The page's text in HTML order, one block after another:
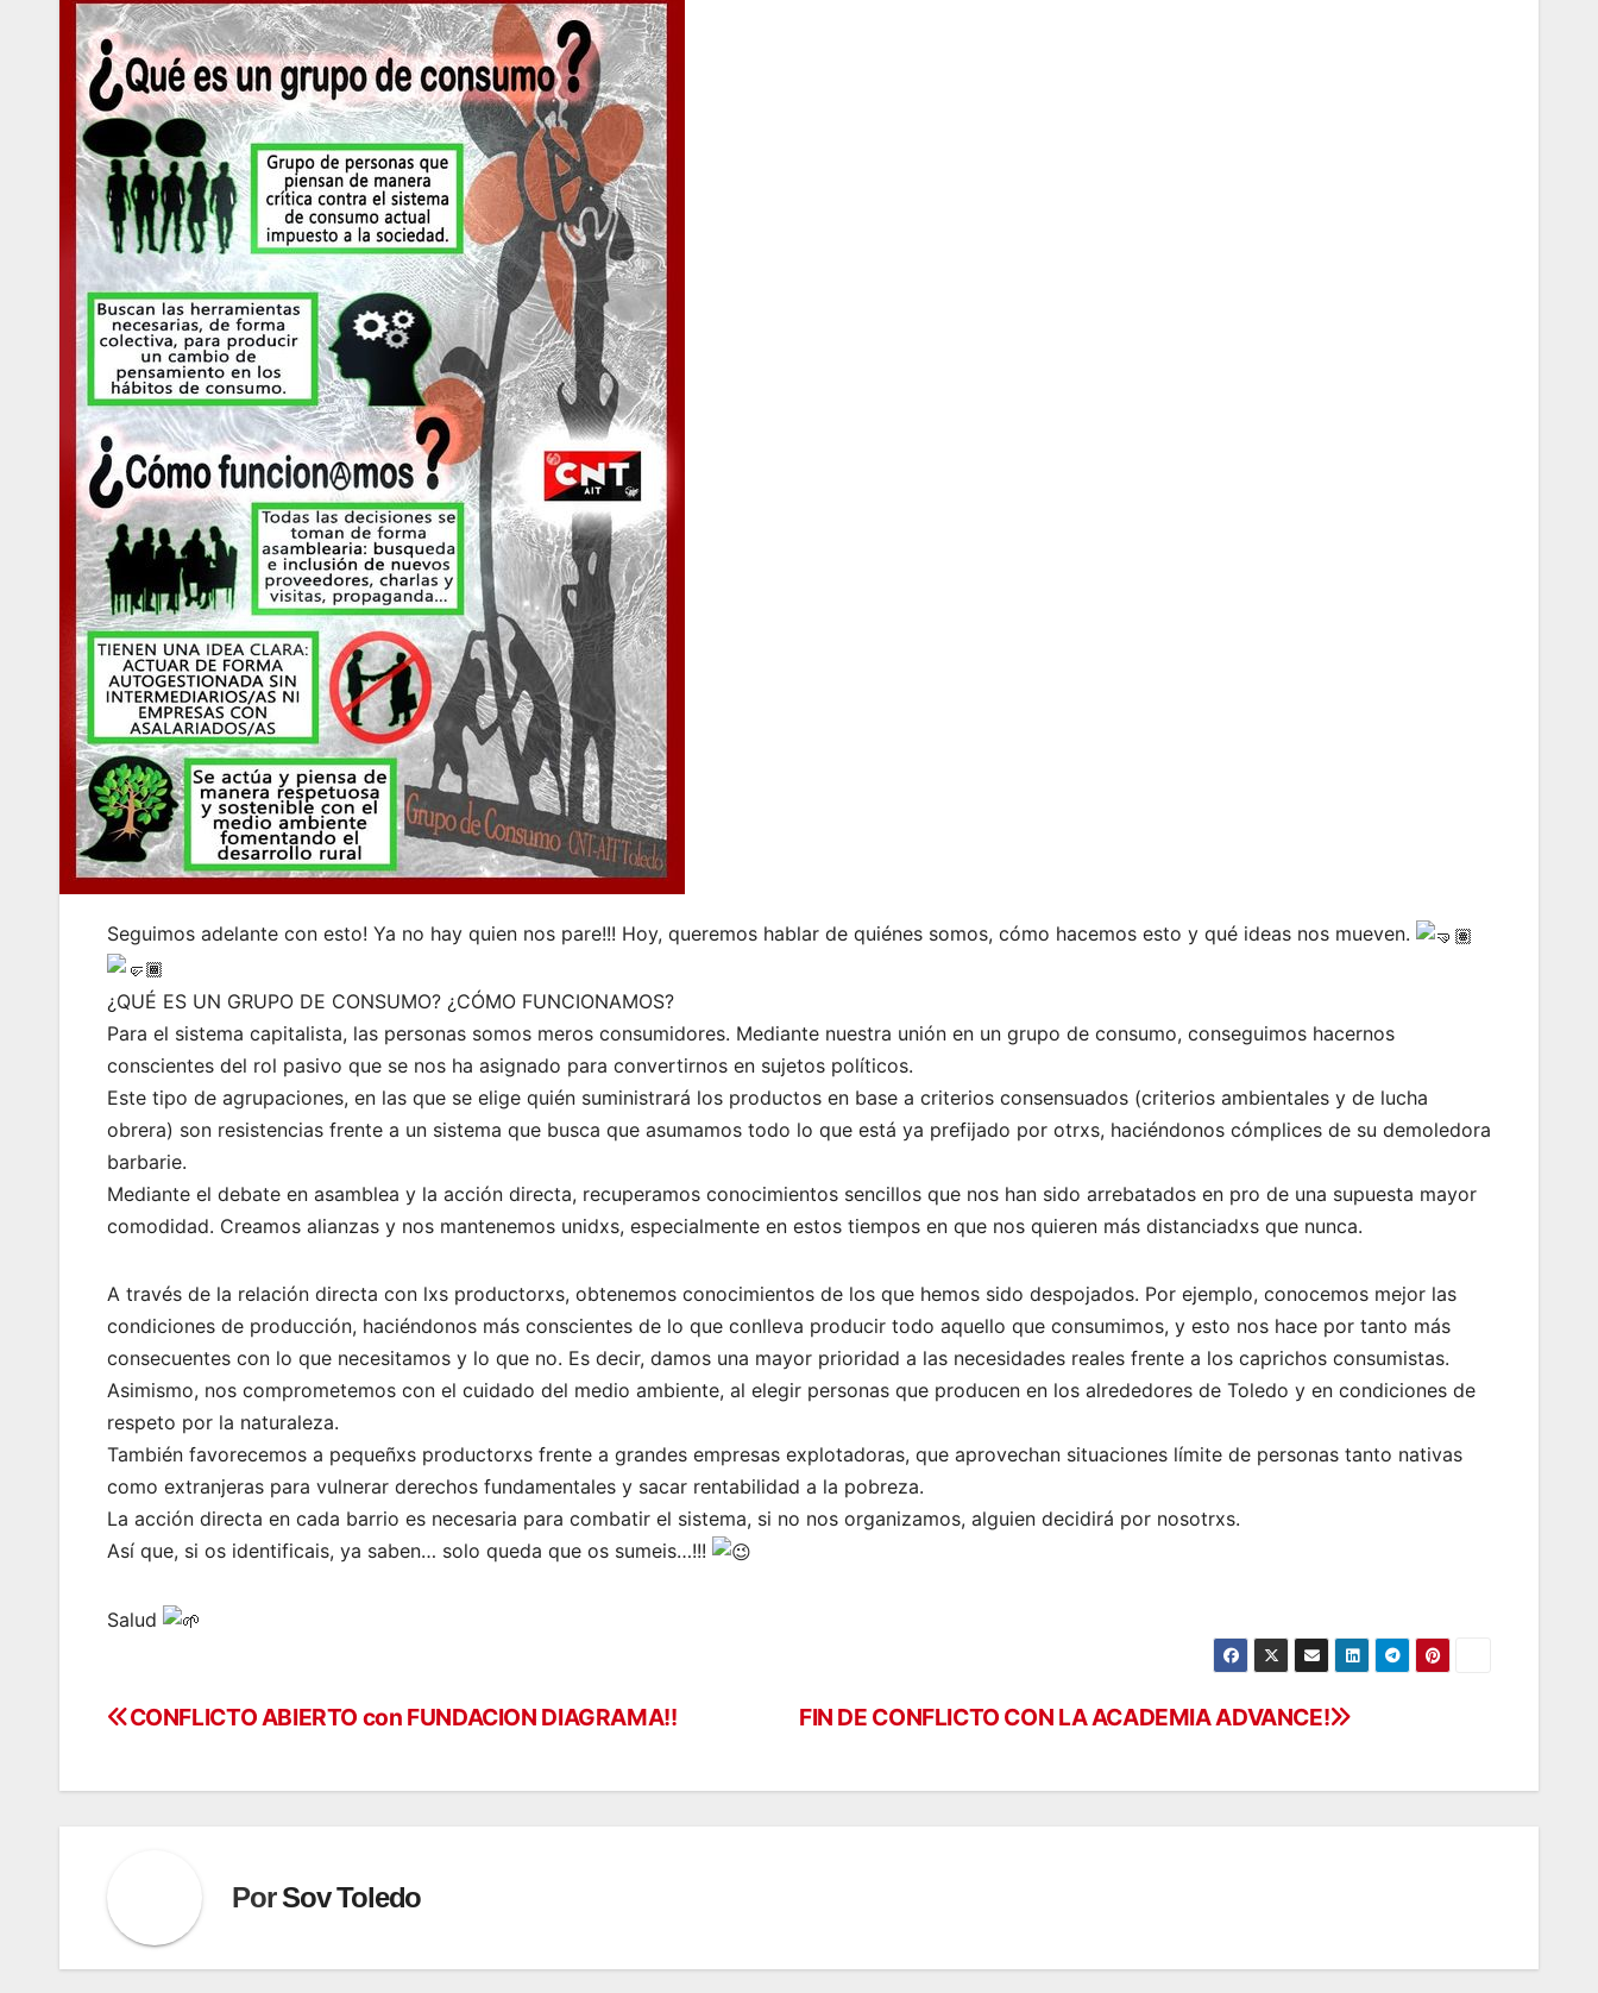
Seguimos adelante con esto! Ya no hay quien nos pare!!! Hoy, queremos hablar de quiénes somos, cómo hacemos esto y qué ideas nos mueven.
¿QUÉ ES UN GRUPO DE CONSUMO? ¿CÓMO FUNCIONAMOS?
Para el sistema capitalista, las personas somos meros consumidores. Mediante nuestra unión en un grupo de consumo, conseguimos hacernos
conscientes del rol pasivo que se nos ha asignado para convertirnos en sujetos políticos.
Este tipo de agrupaciones, en las que se elige quién suministrará los productos en base a criterios consensuados (criterios ambientales y de lucha
obrera) son resistencias frente a un sistema que busca que asumamos todo lo que está ya prefijado por otrxs, haciéndonos cómplices de su demoledora
barbarie.
Mediante el debate en asamblea y la acción directa, recuperamos conocimientos sencillos que nos han sido arrebatados en pro de una supuesta mayor
comodidad. Creamos alianzas y nos mantenemos unidxs, especialmente en estos tiempos en que nos quieren más distanciadxs que nunca.
A través de la relación directa con lxs productorxs, obtenemos conocimientos de los que hemos sido despojados. Por ejemplo, conocemos mejor las
condiciones de producción, haciéndonos más conscientes de lo que conlleva producir todo aquello que consumimos, y esto nos hace por tanto más
consecuentes con lo que necesitamos y lo que no. Es decir, damos una mayor prioridad a las necesidades reales frente a los caprichos consumistas.
Asimismo, nos comprometemos con el cuidado del medio ambiente, al elegir personas que producen en los alrededores de Toledo y en condiciones de
respeto por la naturaleza.
También favorecemos a pequeñxs productorxs frente a grandes empresas explotadoras, que aprovechan situaciones límite de personas tanto nativas
como extranjeras para vulnerar derechos fundamentales y sacar rentabilidad a la pobreza.
La acción directa en cada barrio es necesaria para combatir el sistema, si no nos organizamos, alguien decidirá por nosotrxs.
Así que, si os identificais, ya saben… solo queda que os sumeis…!!!
Salud
Navegación
FIN DE CONFLICTO CON LA ACADEMIA ADVANCE!
CONFLICTO ABIERTO con FUNDACION DIAGRAMA!!
PorSov Toledo